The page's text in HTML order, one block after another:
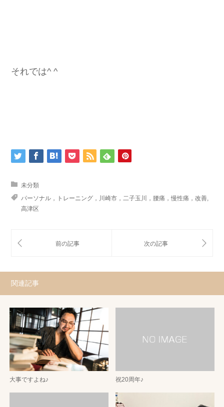
それでは^ ^
未分類
パーソナル，トレーニング，川崎市，二子玉川，腰痛，慢性痛，改善,
高津区
関連記事
大事ですよね♪ 祝20周年♪